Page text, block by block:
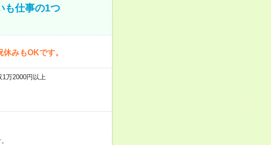
も仕事の1つ
みもOKです。
万2000円以上